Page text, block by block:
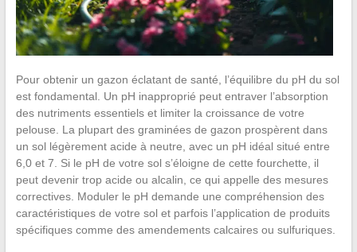
Pour obtenir un gazon éclatant de santé, l’équilibre du pH du sol
est fondamental. Un pH inapproprié peut entraver l’absorption
des nutriments essentiels et limiter la croissance de votre
pelouse. La plupart des graminées de gazon prospèrent dans
un sol légèrement acide à neutre, avec un pH idéal situé entre
6,0 et 7. Si le pH de votre sol s’éloigne de cette fourchette, il
peut devenir trop acide ou alcalin, ce qui appelle des mesures
correctives. Moduler le pH demande une compréhension des
caractéristiques de votre sol et parfois l’application de produits
spécifiques comme des amendements calcaires ou sulfuriques.